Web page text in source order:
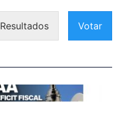
Resultados Votar